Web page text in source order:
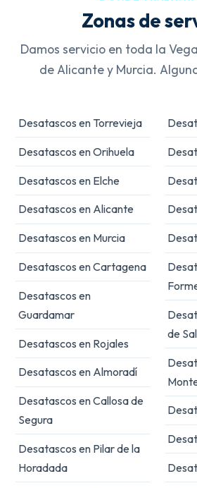
Zonas de
Damos servicio en toda la
de Alicante y Murcia.
Desatascos en Torrevieja
Desatascos en Orihuela
Desatascos en Elche
Desatascos en Alicante
Desatascos en Murcia
Desatascos en Cartagena
Desatascos en
Guardamar
Desatascos en Rojales
Desatascos en Almoradí
Desatascos en Callosa de
Segura
Desatascos en Pilar de la
Horadada
de